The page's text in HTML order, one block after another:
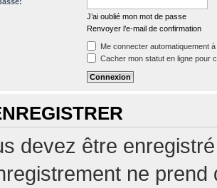
J’ai oublié mon mot de passe
Renvoyer l’e-mail de confirmation
Me connecter automatiquement
Cacher mon statut en ligne pour
devez être
ne